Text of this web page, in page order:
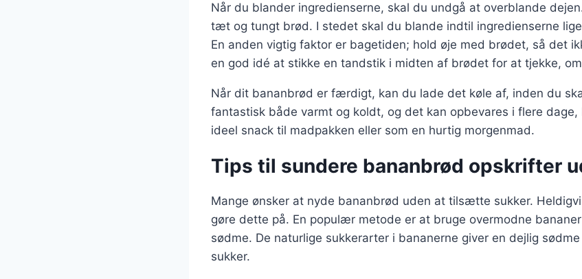
Når du blander ingredienserne, skal du undgå at overblande
tæt og tungt brød. I stedet skal du blande indtil ingredienserne
En anden vigtig faktor er bagetiden; hold øje med brødet, så det
en god idé at stikke en tandstik i midten af brødet for at tjekke,
Når dit bananbrød er færdigt, kan du lade det køle af, inden du
fantastisk både varmt og koldt, og det kan opbevares i flere
ideel snack til madpakken eller som en hurtig morgenmad.
Tips til sundere bananbrød opskrifter
Mange ønsker at nyde bananbrød uden at tilsætte sukker.
gøre dette på. En populær metode er at bruge overmodne
sødme. De naturlige sukkerarter i bananerne giver en dejlig
sukker.